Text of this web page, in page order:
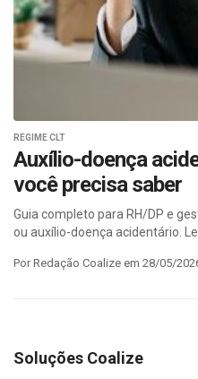
REGIME CLT
Auxílio-doença
você precisa saber
Guia completo para RH/DP e
ou auxílio-doença acidentário.
Por Redação Coalize em 28/05/
Soluções Coalize